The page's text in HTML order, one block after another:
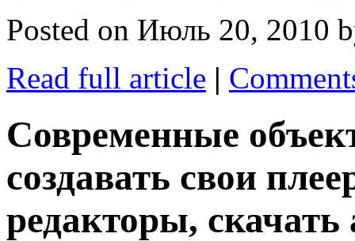
Posted on Июль 20, 2010
Read full article |
Современные
создавать свои
редакторы,